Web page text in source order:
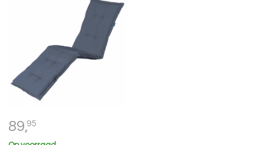
89,95